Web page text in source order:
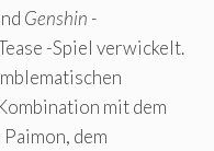
Genshin -
-Spiel verwickelt.
mit dem
dem